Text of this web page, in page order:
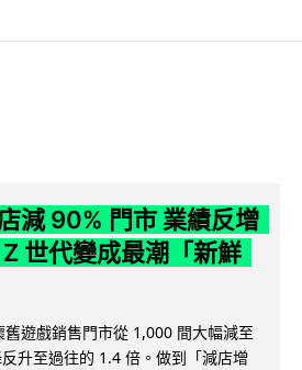
減 90% 門市 業績反增
世代變成最潮「新鮮
舊遊戲銷售門市從 1,000 間大幅減至
升至過往的 1.4 倍。做到「減店增